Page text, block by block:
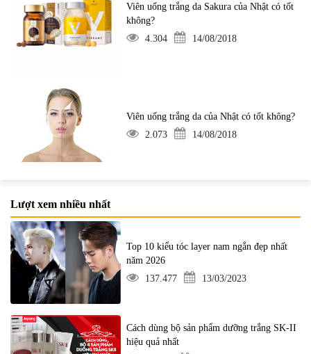
Viên uống trắng da Sakura của Nhật có tốt
không?
4.304
14/08/2018
Viên uống trắng da của Nhật có tốt không?
2.073
14/08/2018
Lượt xem nhiều nhất
Top 10 kiểu tóc layer nam ngắn đẹp nhất
năm 2026
137.477
13/03/2023
Cách dùng bộ sản phẩm dưỡng trắng SK-II
hiệu quả nhất